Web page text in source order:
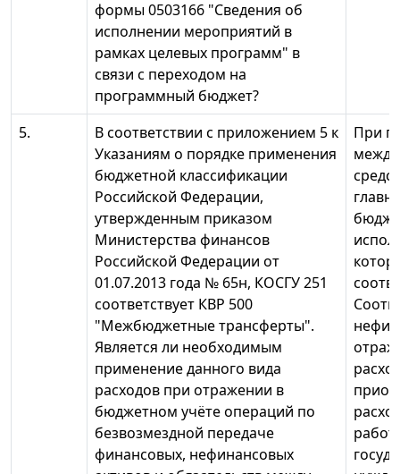
формы 0503166 "Сведения об
исполнении мероприятий в
рамках целевых программ" в
связи с переходом на
программный бюджет?
5.
В соответствии с приложением 5 к
Указаниям о порядке применения
бюджетной классификации
Российской Федерации,
утвержденным приказом
Министерства финансов
Российской Федерации от
01.07.2013 года № 65н, КОСГУ 251
соответствует КВР 500
"Межбюджетные трансферты".
Является ли необходимым
применение данного вида
расходов при отражении в
бюджетном учёте операций по
безвозмездной передаче
финансовых, нефинансовых
При
работ